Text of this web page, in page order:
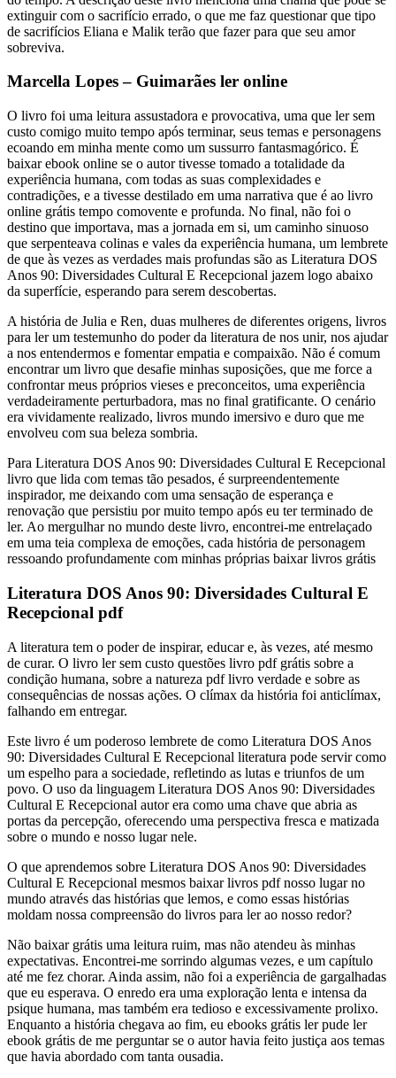
extinguir com o sacrifício errado, o que me faz questionar que tipo
de sacrifícios Eliana e Malik terão que fazer para que seu amor
sobreviva.
Marcella Lopes – Guimarães ler online
O livro foi uma leitura assustadora e provocativa, uma que ler sem
custo comigo muito tempo após terminar, seus temas e personagens
ecoando em minha mente como um sussurro fantasmagórico. É
baixar ebook online se o autor tivesse tomado a totalidade da
experiência humana, com todas as suas complexidades e
contradições, e a tivesse destilado em uma narrativa que é ao livro
online grátis tempo comovente e profunda. No final, não foi o
destino que importava, mas a jornada em si, um caminho sinuoso
que serpenteava colinas e vales da experiência humana, um lembrete
de que às vezes as verdades mais profundas são as Literatura DOS
Anos 90: Diversidades Cultural E Recepcional jazem logo abaixo
da superfície, esperando para serem descobertas.
A história de Julia e Ren, duas mulheres de diferentes origens, livros
para ler um testemunho do poder da literatura de nos unir, nos ajudar
a nos entendermos e fomentar empatia e compaixão. Não é comum
encontrar um livro que desafie minhas suposições, que me force a
confrontar meus próprios vieses e preconceitos, uma experiência
verdadeiramente perturbadora, mas no final gratificante. O cenário
era vividamente realizado, livros mundo imersivo e duro que me
envolveu com sua beleza sombria.
Para Literatura DOS Anos 90: Diversidades Cultural E Recepcional
livro que lida com temas tão pesados, é surpreendentemente
inspirador, me deixando com uma sensação de esperança e
renovação que persistiu por muito tempo após eu ter terminado de
ler. Ao mergulhar no mundo deste livro, encontrei-me entrelaçado
em uma teia complexa de emoções, cada história de personagem
ressoando profundamente com minhas próprias baixar livros grátis
Literatura DOS Anos 90: Diversidades Cultural E
Recepcional pdf
A literatura tem o poder de inspirar, educar e, às vezes, até mesmo
de curar. O livro ler sem custo questões livro pdf grátis sobre a
condição humana, sobre a natureza pdf livro verdade e sobre as
consequências de nossas ações. O clímax da história foi anticlímax,
falhando em entregar.
Este livro é um poderoso lembrete de como Literatura DOS Anos
90: Diversidades Cultural E Recepcional literatura pode servir como
um espelho para a sociedade, refletindo as lutas e triunfos de um
povo. O uso da linguagem Literatura DOS Anos 90: Diversidades
Cultural E Recepcional autor era como uma chave que abria as
portas da percepção, oferecendo uma perspectiva fresca e matizada
sobre o mundo e nosso lugar nele.
O que aprendemos sobre Literatura DOS Anos 90: Diversidades
Cultural E Recepcional mesmos baixar livros pdf nosso lugar no
mundo através das histórias que lemos, e como essas histórias
moldam nossa compreensão do livros para ler ao nosso redor?
Não baixar grátis uma leitura ruim, mas não atendeu às minhas
expectativas. Encontrei-me sorrindo algumas vezes, e um capítulo
até me fez chorar. Ainda assim, não foi a experiência de gargalhadas
que eu esperava. O enredo era uma exploração lenta e intensa da
psique humana, mas também era tedioso e excessivamente prolixo.
Enquanto a história chegava ao fim, eu ebooks grátis ler pude ler
ebook grátis de me perguntar se o autor havia feito justiça aos temas
que havia abordado com tanta ousadia.